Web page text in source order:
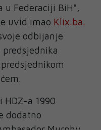
u Federaciji BiH",
uvid imao Klix.ba.
odbijanje
HDZ-a 1990
dodatno